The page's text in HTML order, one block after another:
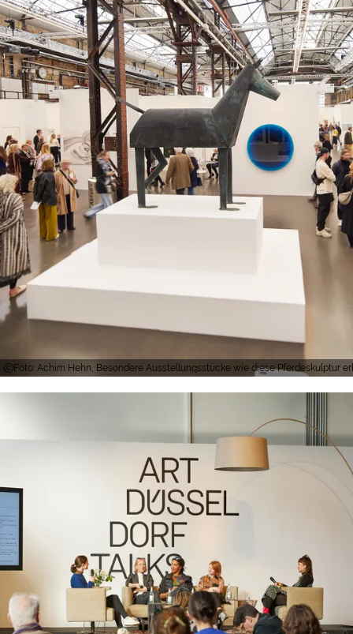
Foto: Achim Hehn, Besondere Ausstellungsstücke wie diese Pferdeskulptur